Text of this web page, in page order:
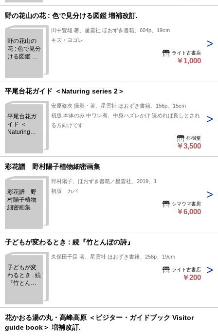
野の花山の花 : 色で見分ける図鑑 増補改訂.
野の花山の
花 : 色で見分
ける図鑑 増
田中豊雄 著、星雲社 ほおずき書籍、604p、19cm
キズ・ヨゴレ
ライト古書店
￥1,000
平尾台花ガイド ＜Naturing series 2＞
平尾台花ガ
イド ＜
Naturing
安原修次 撮影・著、星雲社 ほおずき書籍、156p、15cm
初版 本体のみ 中ワレ有、中身ハズレかけ 読めれば良しとされ
る方向けです
徘徊堂
￥3,500
彩花譜 野村陽子植物細密画集
彩花譜 野
村陽子植物
細密画集
野村陽子、ほおずき書籍／星雲社、2019、1
初版 カバ
シマウマ書房
￥6,000
子どもが変わるとき : 続『竹とんぼの詩』
子どもが変
わるとき : 続
『竹とんぼ
久保田千足 著、星雲社 ほおずき書籍、258p、19cm
ライト古書店
￥200
花かおる湯の丸・高峰高原 ＜ビジター・ガイドブック Visitor
guide book＞ 増補改訂.